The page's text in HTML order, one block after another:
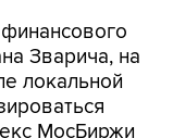
Зварича, на
локальной
МосБиржи